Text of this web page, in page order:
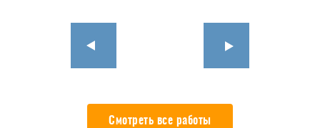
Смотреть все работы